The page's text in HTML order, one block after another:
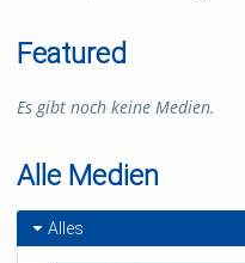
Featured
Es gibt noch keine Medien.
Alle Medien
Alles